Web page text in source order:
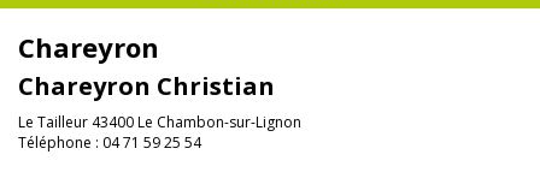
Chareyron
Chareyron Christian
Le Tailleur 43400 Le Chambon-sur-Lignon
Téléphone : 04 71 59 25 54